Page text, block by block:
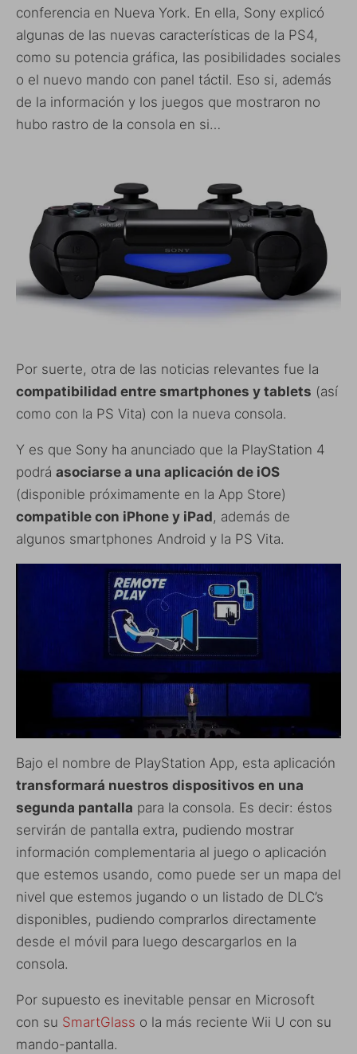
conferencia en Nueva York. En ella, Sony explicó
algunas de las nuevas características de la PS4,
como su potencia gráfica, las posibilidades sociales
o el nuevo mando con panel táctil. Eso si, además
de la información y los juegos que mostraron no
hubo rastro de la consola en si…
Por suerte, otra de las noticias relevantes fue la
compatibilidad entre smartphones y tablets (así
como con la PS Vita) con la nueva consola.
Y es que Sony ha anunciado que la PlayStation 4
podrá asociarse a una aplicación de iOS
(disponible próximamente en la App Store)
compatible con iPhone y iPad, además de
algunos smartphones Android y la PS Vita.
Bajo el nombre de PlayStation App, esta aplicación
transformará nuestros dispositivos en una
segunda pantalla para la consola. Es decir: éstos
servirán de pantalla extra, pudiendo mostrar
información complementaria al juego o aplicación
que estemos usando, como puede ser un mapa del
nivel que estemos jugando o un listado de DLC’s
disponibles, pudiendo comprarlos directamente
desde el móvil para luego descargarlos en la
consola.
Por supuesto es inevitable pensar en Microsoft
con su SmartGlass o la más reciente Wii U con su
mando-pantalla.